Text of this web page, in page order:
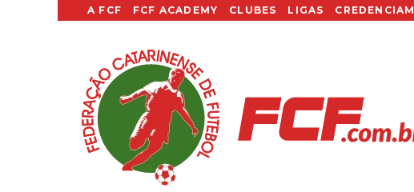
A FCF FCF ACADEMY CLUBES LIGAS